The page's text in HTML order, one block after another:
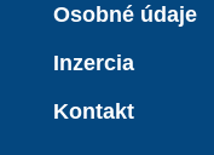
Osobné údaje
Inzercia
Kontakt